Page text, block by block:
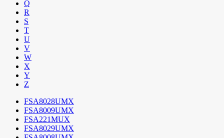
Q
R
S
T
U
V
W
X
Y
Z
FSA8028UMX
FSA8009UMX
FSA221MUX
FSA8029UMX